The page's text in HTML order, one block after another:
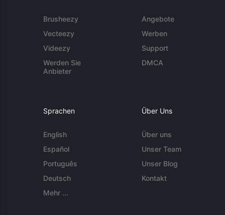
Brusheezy
Vecteezy
Videezy
Werden Sie
Anbieter
Angebote
Werben
Support
DMCA
Sprachen
English
Español
Português
Deutsch
Mehr ...
Über Uns
Über uns
Unser Team
Unser Blog
Kontakt